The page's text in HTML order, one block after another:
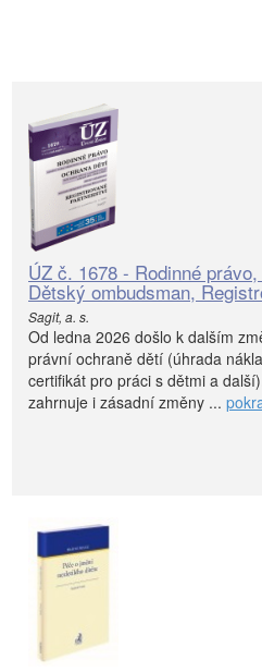
ÚZ č. 1678 - Rodinné
Dětský ombudsman,
Sagit, a. s.
Od ledna 2026 došlo k dalším
právní ochraně dětí (úhrada
certifikát pro práci s dětmi a
zahrnuje i zásadní změny ...